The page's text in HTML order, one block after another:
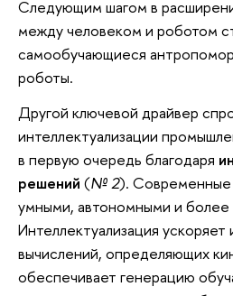
Следующим шагом в
между человеком и роботом
самообучающиеся
роботы.
Другой ключевой драйвер
интеллектуализации
в первую очередь благодаря
решений (№ 2). Современные
умными, автономными и
Интеллектуализация
вычислений, определяющих
обеспечивает генерацию